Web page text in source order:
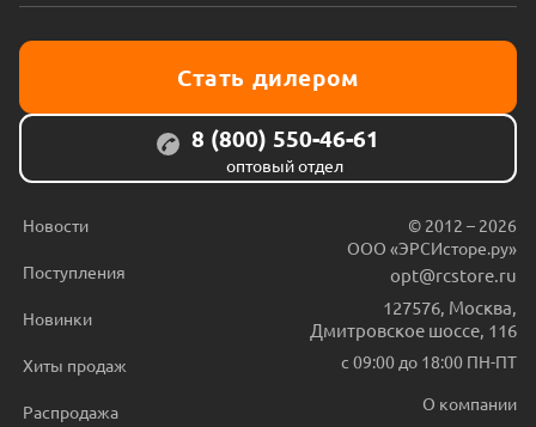
Стать дилером
8 (800) 550-46-61
оптовый отдел
Новости
Поступления
Новинки
Хиты продаж
Распродажа
© 2012 – 2026
ООО «ЭРСИсторе.ру»
opt@rcstore.ru
127576 Москва
Дмитровское шоссе, 116
с 09:00 до 18:00 ПН-ПТ
О компании